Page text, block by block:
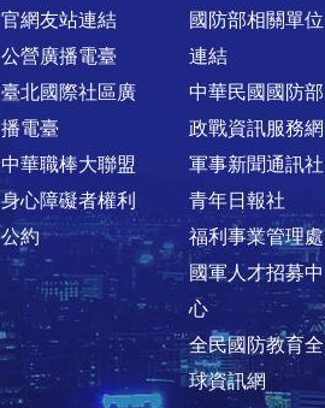
官網友站連結
公營廣播電臺
臺北國際社區廣
播電臺
中華職棒大聯盟
身心障礙者權利
公約
國防部相關單位
連結
中華民國國防部
政戰資訊服務網
軍事新聞通訊社
青年日報社
福利事業管理處
國軍人才招募中
心
全民國防教育全
球資訊網